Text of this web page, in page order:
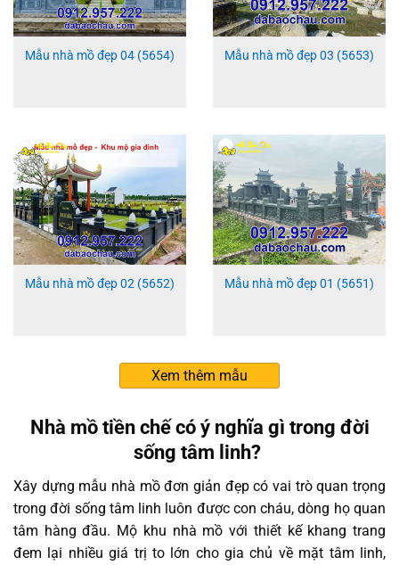
Mẫu nhà mồ đẹp 04 (5654) Mẫu nhà mồ đẹp 03 (5653)
Mẫu nhà mồ đẹp 02 (5652) Mẫu nhà mồ đẹp 01 (5651)
Xem thêm mẫu
Nhà mồ tiền chế có ý nghĩa gì trong đời
sống tâm linh?
Xây dựng mẫu nhà mồ đơn giản đẹp có vai trò quan trọng
trong đời sống tâm linh luôn được con cháu, dòng họ quan
tâm hàng đầu. Mộ khu nhà mồ với thiết kế khang trang
đem lại nhiều giá trị to lớn cho gia chủ về mặt tâm linh,